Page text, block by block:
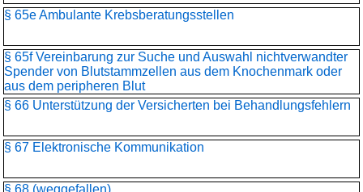
§ 65e Ambulante Krebsberatungsstellen
§ 65f Vereinbarung zur Suche und Auswahl nichtverwandter
Spender von Blutstammzellen aus dem Knochenmark oder
aus dem peripheren Blut
§ 66 Unterstützung der Versicherten bei Behandlungsfehlern
§ 67 Elektronische Kommunikation
§ 68 (weggefallen)